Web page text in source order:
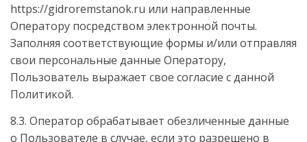
https://gidroremstanok.ru или направленные
Оператору посредством электронной почты.
Заполняя соответствующие формы и/или отправляя
свои персональные данные Оператору,
Пользователь выражает свое согласие с данной
Политикой.
8.3. Оператор обрабатывает обезличенные данные
о Пользователе в случае, если это разрешено в